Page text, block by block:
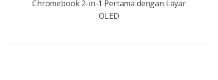
Chromebook 2-in-1 Pertama dengan Layar
OLED